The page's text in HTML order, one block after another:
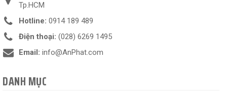
Tp.HCM
Hotline: 0914 189 489
Điện thoại: (028) 6269 1495
Email: info@AnPhat.com
DANH MỤC